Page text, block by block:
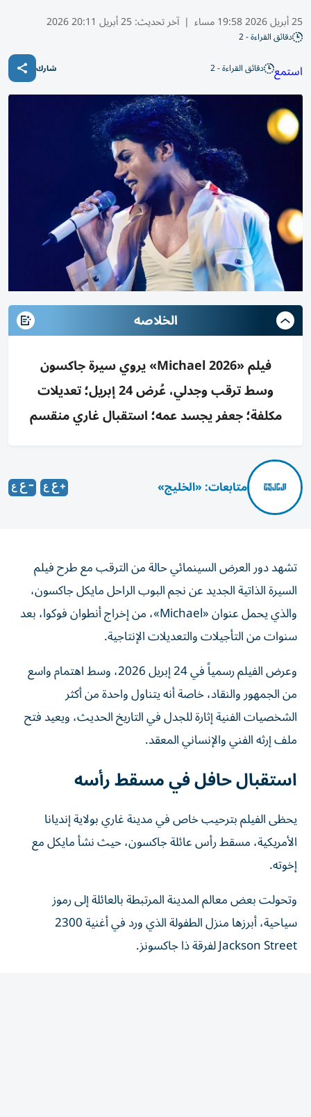
25 أبريل 2026 19:58 مساء | آخر تحديث:25 أبريل 20:11 2026
دقائق القراءة - 2
استمع دقائق القراءة - 2 شارك
الخلاصه
فيلم «Michael 2026» يروي سيرة جاكسون
وسط ترقب وجدلي، عُرض 24 إبريل؛ تعديلات
مكلفة؛ جعفر يجسد عمه؛ استقبال غاري منقسم
متابعات: «الخليج»
السيرة الذاتية الجديد عن نجم البوب الراحل مايكل جاكسون،
والذي يحمل عنوان «Michael»، من إخراج أنطوان فوكوا، بعد
سنوات من التأجيلات والتعديلات الإنتاجية.
من الجمهور والنقاد، خاصة أنه يتناول واحدة من أكثر
الشخصيات الفنية إثارة للجدل في التاريخ الحديث، ويعيد فتح
ملف إرثه الفني والإنساني المعقد.
استقبال حافل في مسقط رأسه
الأمريكية، مسقط رأس عائلة جاكسون، حيث نشأ مايكل مع
إخوته.
سياحية، أبرزها منزل الطفولة الذي ورد في أغنية 2300
Jackson Street لفرقة ذا جاكسونز.